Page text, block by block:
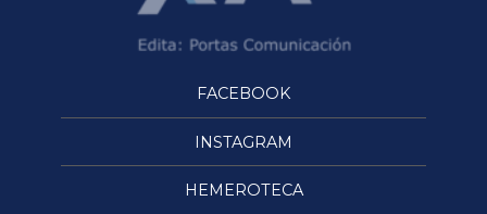
FACEBOOK
INSTAGRAM
HEMEROTECA